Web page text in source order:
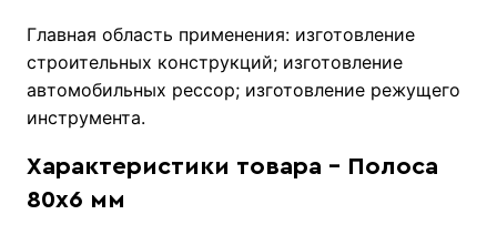
Главная область применения: изготовление
строительных конструкций; изготовление
автомобильных рессор; изготовление режущего
инструмента.
Характеристики товара - Полоса
80х6 мм